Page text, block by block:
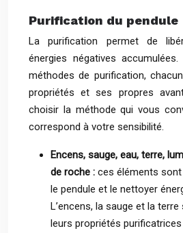
Purification du pendule
La purification permet de
énergies négatives
méthodes de purification,
propriétés et ses propres
choisir la méthode qui vous
correspond à votre sensibilité.
Encens, sauge, eau, terre,
de roche : ces éléments
le pendule et le nettoyer
L’encens, la sauge et la
leurs propriétés